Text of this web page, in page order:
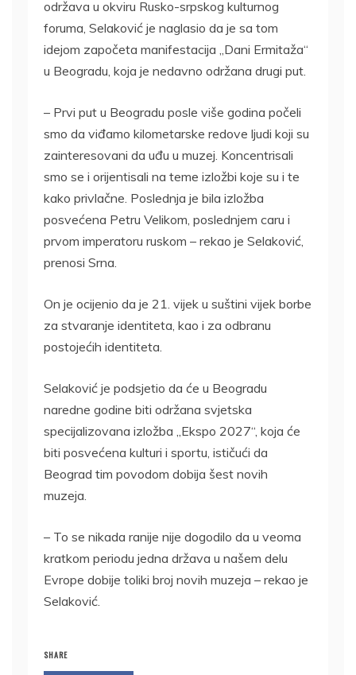
održava u okviru Rusko-srpskog kulturnog
foruma, Selaković je naglasio da je sa tom
idejom započeta manifestacija „Dani Ermitaža“
u Beogradu, koja je nedavno održana drugi put.
– Prvi put u Beogradu posle više godina počeli
smo da viđamo kilometarske redove ljudi koji su
zainteresovani da uđu u muzej. Koncentrisali
smo se i orijentisali na teme izložbi koje su i te
kako privlačne. Poslednja je bila izložba
posvećena Petru Velikom, poslednjem caru i
prvom imperatoru ruskom – rekao je Selaković,
prenosi Srna.
On je ocijenio da je 21. vijek u suštini vijek borbe
za stvaranje identiteta, kao i za odbranu
postojećih identiteta.
Selaković je podsjetio da će u Beogradu
naredne godine biti održana svjetska
specijalizovana izložba „Ekspo 2027“, koja će
biti posvećena kulturi i sportu, ističući da
Beograd tim povodom dobija šest novih
muzeja.
– To se nikada ranije nije dogodilo da u veoma
kratkom periodu jedna država u našem delu
Evrope dobije toliki broj novih muzeja – rekao je
Selaković.
SHARE